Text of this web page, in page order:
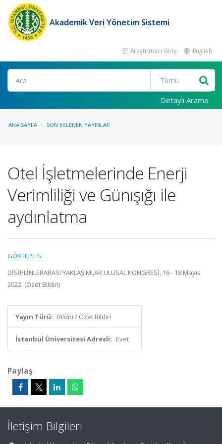
Akademik Veri Yönetim Sistemi
Araştırmacı Girişi English
Ara
Detaylı Arama
ANA SAYFA SON EKLENEN YAYINLAR
Otel İşletmelerinde Enerji
Verimliliği ve Günışığı ile
aydınlatma
GÖKTEPE S.
DİSİPLİNLERARASI YAKLAŞIMLAR ULUSAL KONGRESİ, 16 - 18 Mayıs
2022, (Özet Bildiri)
Yayın Türü: Bildiri / Özet Bildiri
İstanbul Üniversitesi Adresli: Evet
Paylaş
İletişim Bilgileri